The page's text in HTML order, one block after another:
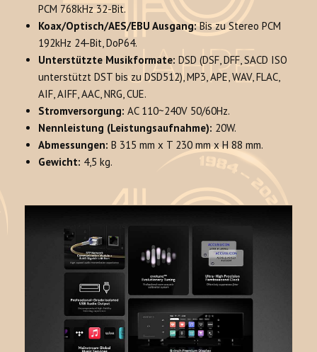
PCM 768kHz 32-Bit.
Koax/Optisch/AES/EBU Ausgang:Bis zu Stereo PCM
192kHz 24-Bit, DoP64.
Unterstützte Musikformate: DSD (DSF, DFF, SACD ISO
unterstützt DST bis zu DSD512), MP3, APE, WAV, FLAC,
AIF, AIFF, AAC, NRG, CUE.
Stromversorgung: AC 110~240V 50/60Hz.
Nennleistung (Leistungsaufnahme): 20W.
Abmessungen: B 315 mm x T 230 mm x H 88 mm.
Gewicht: 4,5 kg.